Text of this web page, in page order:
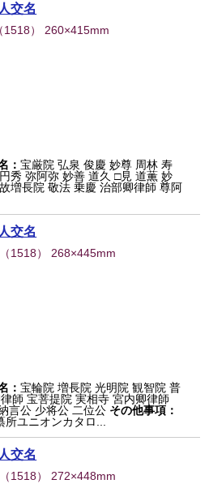
交名
（1518） 260×415mm
：宝厳院 弘泉 俊慶 妙尊 周林 寿
秀 弥阿弥 妙善 道久 □見 道薫 妙
増長院 敬法 乗慶 治部卿律師 尊阿
交名
（1518） 268×445mm
：宝輪院 増長院 光明院 観智院 普
師 宝菩提院 実相寺 宮内卿律師
言公 少将公 二位公 その他事項：
所ユニオンカタロ...
交名
（1518） 272×448mm